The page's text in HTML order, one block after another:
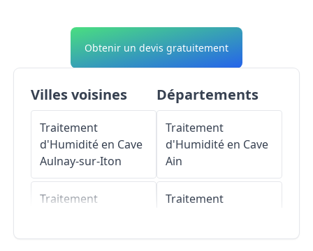
Obtenir un devis gratuitement
Villes voisines
Traitement
d'Humidité en Cave
Aulnay-sur-Iton
Traitement
Départements
Traitement
d'Humidité en Cave
Ain
Traitement